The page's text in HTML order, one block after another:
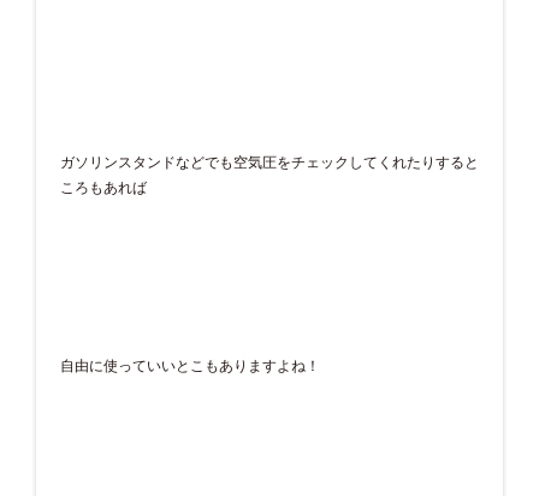
ガソリンスタンドなどでも空気圧をチェックしてくれたりすると
ころもあれば
自由に使っていいとこもありますよね！